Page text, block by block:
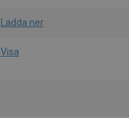
Ladda ner
Visa